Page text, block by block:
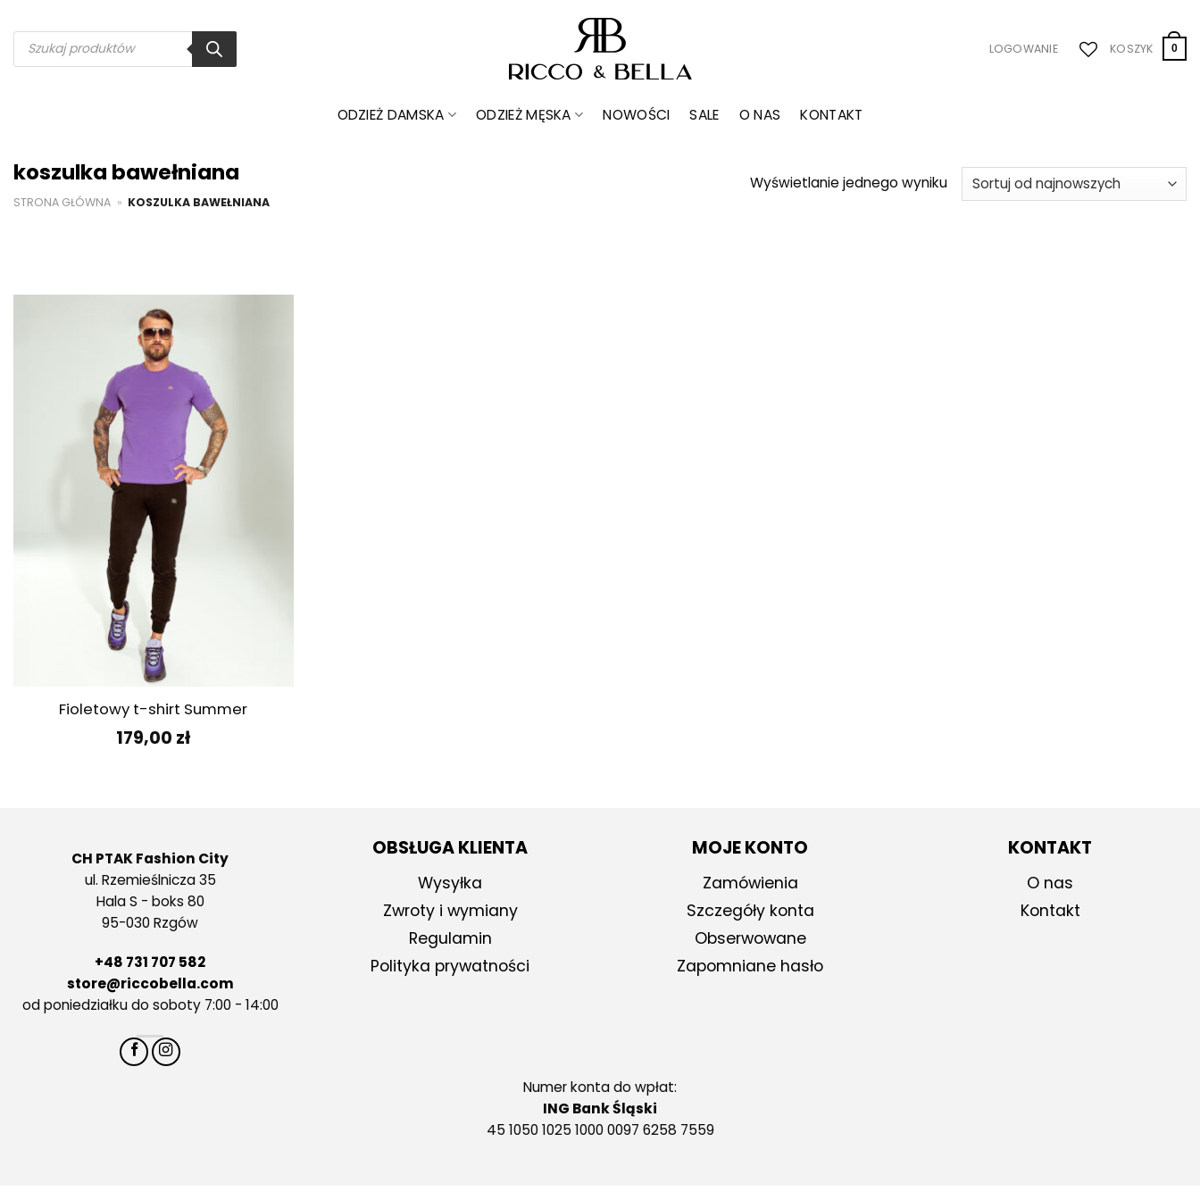
do
zawartości
Wyszukiwarka
produktów LOGOWANIE KOSZYK 0
ODZIEŻ DAMSKA ODZIEŻ MĘSKA NOWOŚCI SALE O NAS KONTAKT
koszulka bawełniana
STRONA GŁÓWNA » KOSZULKA BAWEŁNIANA
Wyświetlanie jednego wyniku
Fioletowy t-shirt Summer
179,00 zł
CH PTAK Fashion City
ul. Rzemieślnicza 35
Hala S - boks 80
95-030 Rzgów
+48 731 707 582
store@riccobella.com
od poniedziałku do soboty 7:00 - 14:00
OBSŁUGA KLIENTA
Wysyłka
Zwroty i wymiany
Regulamin
Polityka prywatności
MOJE KONTO
Zamówienia
Szczegóły konta
Obserwowane
Zapomniane hasło
KONTAKT
O nas
Kontakt
Numer konta do wpłat:
ING Bank Śląski
45 1050 1025 1000 0097 6258 7559